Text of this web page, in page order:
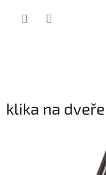
klika na dveře